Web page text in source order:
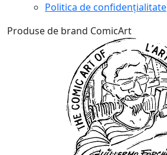
Politica de confidențialitate
Produse de brand ComicArt